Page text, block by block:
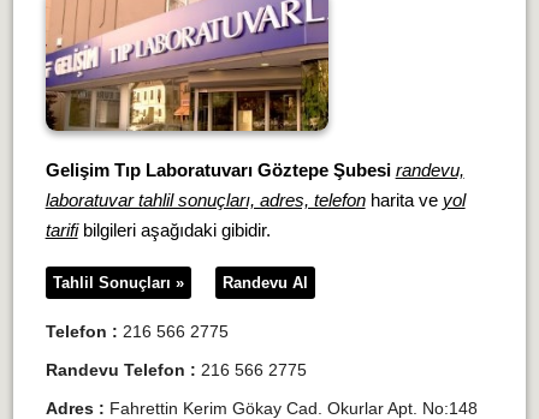
Gelişim Tıp Laboratuvarı Göztepe Şubesi randevu,
laboratuvar tahlil sonuçları, adres, telefonharita ve yol
tarifibilgileri aşağıdaki gibidir.
Tahlil Sonuçları » Randevu Al
Telefon : 216 566 2775
Randevu Telefon : 216 566 2775
Adres : Fahrettin Kerim Gökay Cad. Okurlar Apt. No:148